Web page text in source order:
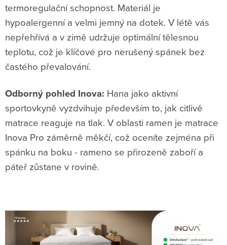
termoregulační schopnost. Materiál je
hypoalergenní a velmi jemný na dotek. V létě vás
nepřehřívá a v zimě udržuje optimální tělesnou
teplotu, což je klíčové pro nerušený spánek bez
častého převalování.
Odborný pohled Inova: Hana jako aktivní
sportovkyně vyzdvihuje především to, jak citlivě
matrace reaguje na tlak. V oblasti ramen je matrace
Inova Pro záměrně měkčí, což oceníte zejména při
spánku na boku - rameno se přirozeně zaboří a
páteř zůstane v rovině.